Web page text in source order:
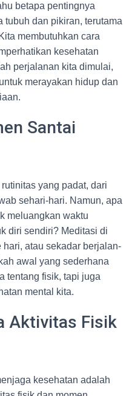
betapa pentingnya
tubuh dan pikiran, terutama
membutuhkan cara
kesehatan
perjalanan kita dimulai,
merayakan hidup dan
Santai
yang padat, dari
sehari-hari. Namun, apa
meluangkan waktu
diri sendiri? Meditasi di
atau sekadar berjalan-
awal yang sederhana
tentang fisik, tapi juga
mental kita.
Aktivitas Fisik
kesehatan adalah